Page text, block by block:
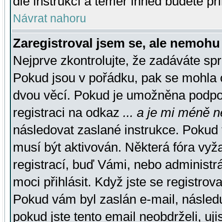
Návrat nahoru
Zaregistroval jsem se, ale
Nejprve zkontrolujte, že zadáváte
Pokud jsou v pořádku, pak se
dvou věcí. Pokud je umožněna
registraci na odkaz ... a je mi méně
následovat zaslané instrukce.
musí být aktivován. Některá fóra
registrací, buď Vámi, nebo
moci přihlásit. Když jste se
Pokud vám byl zaslán e-mail,
pokud jste tento email neobdrželi,